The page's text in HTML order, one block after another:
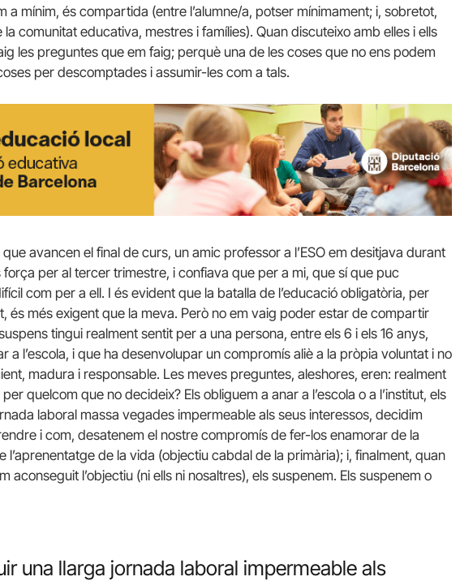
a mínim, és compartida (entre l’alumne/a, potser mínimament; i, sobretot,
comunitat educativa, mestres i famílies). Quan discuteixo amb elles i ells
les preguntes que em faig; perquè una de les coses que no ens podem
per descomptades i assumir-les com a tals.
avancen el final de curs, un amic professor a l’ESO em desitjava durant
per al tercer trimestre, i confiava que per a mi, que sí que puc
com per a ell. I és evident que la batalla de l’educació obligatòria, per
és més exigent que la meva. Però no em vaig poder estar de compartir
tingui realment sentit per a una persona, entre els 6 i els 16 anys,
a l’escola, i que ha desenvolupar un compromís aliè a la pròpia voluntat i no
madura i responsable. Les meves preguntes, aleshores, eren: realment
quelcom que no decideix? Els obliguem a anar a l’escola o a l’institut, els
laboral massa vegades impermeable als seus interessos, decidim
i com, desatenem el nostre compromís de fer-los enamorar de la
l’aprenentatge de la vida (objectiu cabdal de la primària); i, finalment, quan
aconseguit l’objectiu (ni ells ni nosaltres), els suspenem. Els suspenem o
una llarga jornada laboral impermeable als